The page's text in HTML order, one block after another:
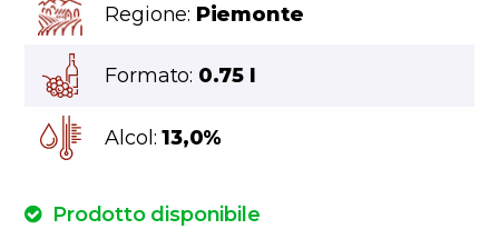
Regione: Piemonte
Formato: 0.75 l
Alcol:13,0%
Prodotto disponibile